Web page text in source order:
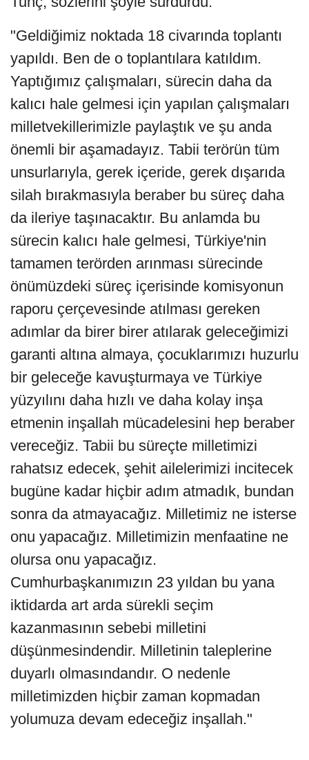
"Geldiğimiz noktada 18 civarında toplantı
yapıldı. Ben de o toplantılara katıldım.
Yaptığımız çalışmaları, sürecin daha da
kalıcı hale gelmesi için yapılan çalışmaları
milletvekillerimizle paylaştık ve şu anda
önemli bir aşamadayız. Tabii terörün tüm
unsurlarıyla, gerek içeride, gerek dışarıda
silah bırakmasıyla beraber bu süreç daha
da ileriye taşınacaktır. Bu anlamda bu
sürecin kalıcı hale gelmesi, Türkiye'nin
tamamen terörden arınması sürecinde
önümüzdeki süreç içerisinde komisyonun
raporu çerçevesinde atılması gereken
adımlar da birer birer atılarak geleceğimizi
garanti altına almaya, çocuklarımızı huzurlu
bir geleceğe kavuşturmaya ve Türkiye
yüzyılını daha hızlı ve daha kolay inşa
etmenin inşallah mücadelesini hep beraber
vereceğiz. Tabii bu süreçte milletimizi
rahatsız edecek, şehit ailelerimizi incitecek
bugüne kadar hiçbir adım atmadık, bundan
sonra da atmayacağız. Milletimiz ne isterse
onu yapacağız. Milletimizin menfaatine ne
olursa onu yapacağız.
Cumhurbaşkanımızın 23 yıldan bu yana
iktidarda art arda sürekli seçim
kazanmasının sebebi milletini
düşünmesindendir. Milletinin taleplerine
duyarlı olmasındandır. O nedenle
milletimizden hiçbir zaman kopmadan
yolumuza devam edeceğiz inşallah."